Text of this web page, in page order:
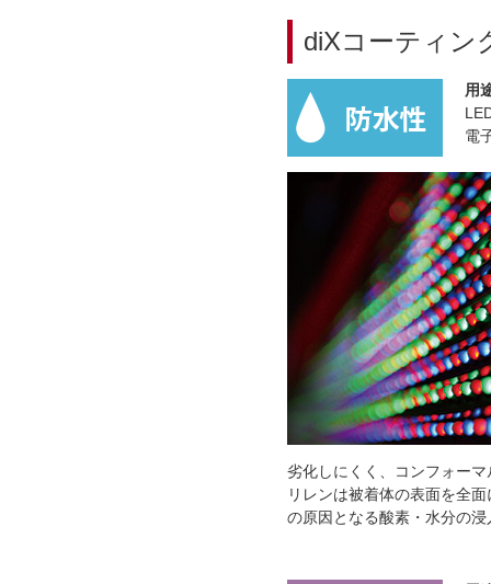
diXコーティン
用
電
劣化しにくく、コンフォー
リレンは被着体の表面を全
の原因となる酸素・水分の